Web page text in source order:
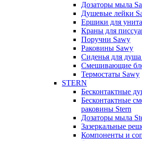
Дозаторы мыла
Душевые лейки
Ершики для
Краны для
Поручни Sawy
Раковины Sawy
Сиденья для
Смешивающие
Термостаты Sawy
STERN
Бесконтактные
Бесконтактные
раковины Stern
Дозаторы мыла
Зазеркальные
Компоненты и